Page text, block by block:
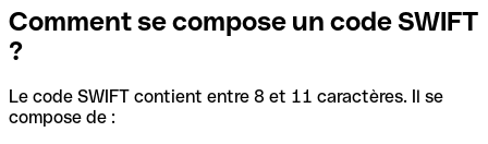
Comment se compose un code SWIFT
?
Le code SWIFT contient entre 8 et 11 caractères. Il se
compose de :